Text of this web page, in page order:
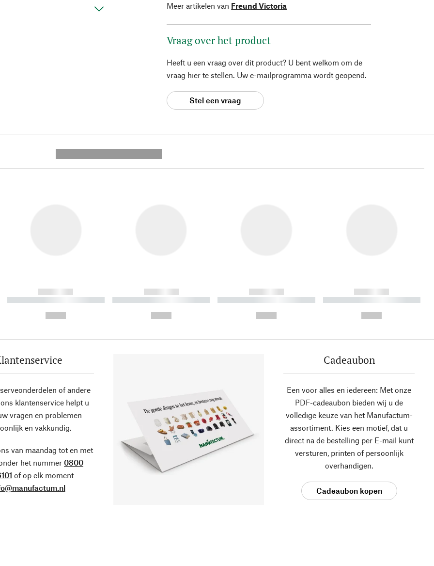
Meer artikelen van Freund Victoria
Vraag over het product
Heeft u een vraag over dit product? U bent welkom om de
vraag hier te stellen. Uw e-mailprogramma wordt geopend.
Stel een vraag
------------
----------- ----------- ----------
------------
----------- ----------- ----------
------------
----------- ----------- ----------
------------
----------- ----------- ----------
of andere
klantenservice helpt u
vragen en problemen
en vakkundig.
van maandag tot en met
het nummer 0800
of op elk moment
Cadeaubon
Een voor alles en iedereen: Met onze
PDF-cadeaubon bieden wij u de
volledige keuze van het Manufactum-
assortiment. Kies een motief, dat u
direct na de bestelling per E-mail kunt
versturen, printen of persoonlijk
overhandigen.
Cadeaubon kopen